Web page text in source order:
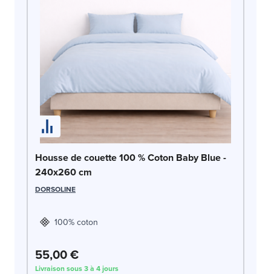
Housse de couette 100 % Coton Baby Blue -
240x260 cm
DORSOLINE
100% coton
55,00 €
Livraison sous 3 à 4 jours